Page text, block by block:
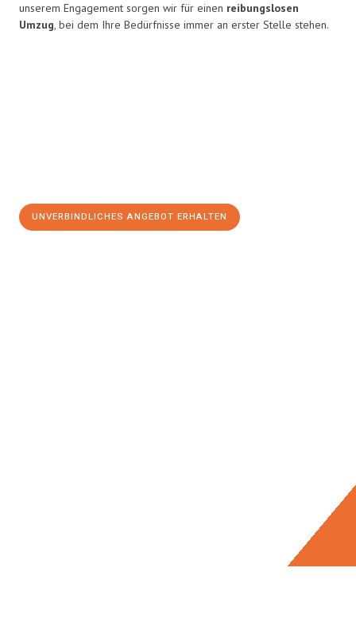
unserem Engagement sorgen wir für einen reibungslosen
Umzug, bei dem Ihre Bedürfnisse immer an erster Stelle stehen.
UNVERBINDLICHES ANGEBOT ERHALTEN